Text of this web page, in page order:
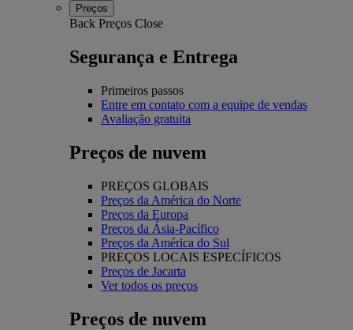
Preços
Back Preços Close
Segurança e Entrega
Primeiros passos
Entre em contato com a equipe de vendas
Avaliação gratuita
Preços de nuvem
PREÇOS GLOBAIS
Preços da América do Norte
Preços da Europa
Preços da Ásia-Pacífico
Preços da América do Sul
PREÇOS LOCAIS ESPECÍFICOS
Preços de Jacarta
Ver todos os preços
Preços de nuvem